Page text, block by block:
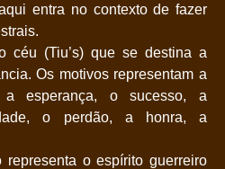
entra no contexto de fazer
céu (Tiu’s) que se destina a
Os motivos representam a
a esperança, o sucesso, a
o perdão, a honra, a
o espírito guerreiro